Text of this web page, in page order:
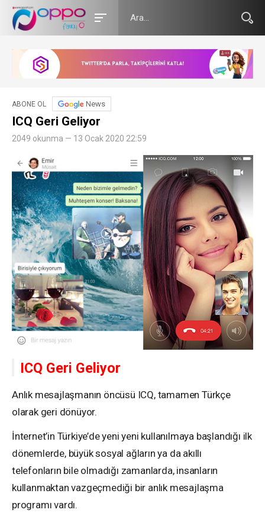
ABONE OL News
ICQ Geri Geliyor
2049 okunma — 13 Ocak 2020 22:59
ICQ Geri Geliyor
Anlık mesajlaşmanın öncüsü ICQ, tamamen Türkçe
olarak geri dönüyor.
İnternet’in Türkiye’de yeni yeni kullanılmaya başlandığı ilk
dönemlerde, büyük sosyal ağların ya da akıllı
telefonların bile olmadığı zamanlarda, insanların
kullanmaktan vazgeçmediği bir anlık mesajlaşma
programı vardı.